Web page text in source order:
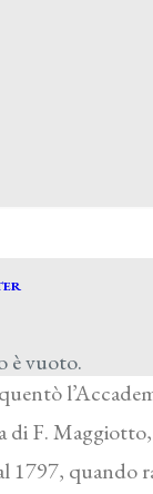
è vuoto.
*
1777 – 1858
biografica fu a
spostamenti
istruzione
di F.
1797, quando